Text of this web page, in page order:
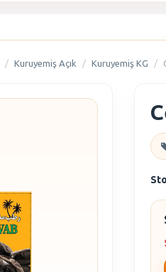
Kuruyemiş Açık Kuruyemiş KG